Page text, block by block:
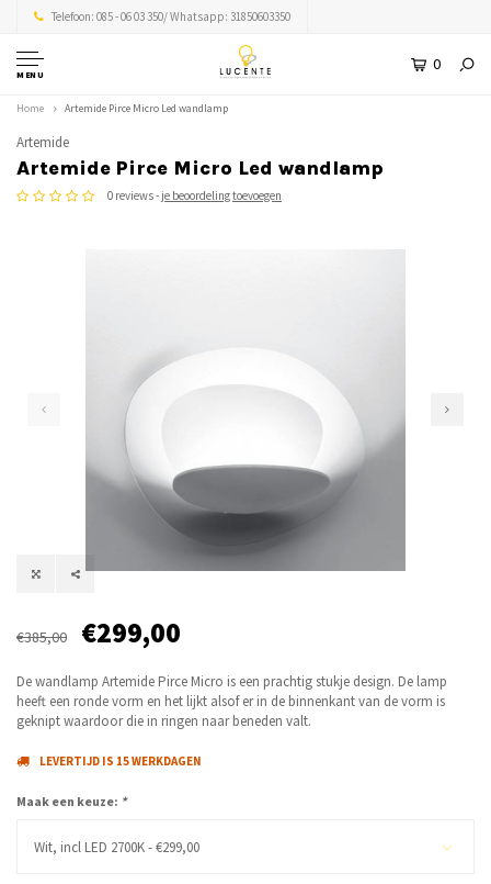
Telefoon: 085 - 06 03 350/ Whatsapp: 31850603350
MENU
0
Home Artemide Pirce Micro Led wandlamp
Artemide
Artemide Pirce Micro Led wandlamp
0 reviews - je beoordeling toevoegen
€385,00 €299,00
De wandlamp Artemide Pirce Micro is een prachtig stukje design. De lamp
heeft een ronde vorm en het lijkt alsof er in de binnenkant van de vorm is
geknipt waardoor die in ringen naar beneden valt.
LEVERTIJD IS 15 WERKDAGEN
Maak een keuze: *
Wit, incl LED 2700K - €299,00